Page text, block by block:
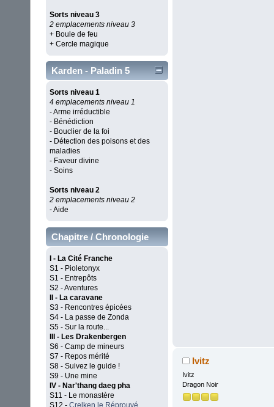
Sorts niveau 3
2 emplacements niveau 3
+ Boule de feu
+ Cercle magique
Karden - Paladin 5
Sorts niveau 1
4 emplacements niveau 1
- Arme irréductible
- Bénédiction
- Bouclier de la foi
- Détection des poisons et des
maladies
- Faveur divine
- Soins
Sorts niveau 2
2 emplacements niveau 2
- Aide
Chapitre / Chronologie
I - La Cité Franche
S1 - Pioletonyx
S1 - Entrepôts
S2 - Aventures
II - La caravane
S3 - Rencontres épicées
S4 - La passe de Zonda
S5 - Sur la route...
III - Les Drakenbergen
S6 - Camp de mineurs
S7 - Repos mérité
S8 - Suivez le guide !
S9 - Une mine
IV - Nar'thang daeg pha
S11 - Le monastère
Ivitz
Ivitz
Dragon Noir